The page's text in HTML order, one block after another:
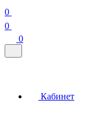
0
0
0
Кабинет